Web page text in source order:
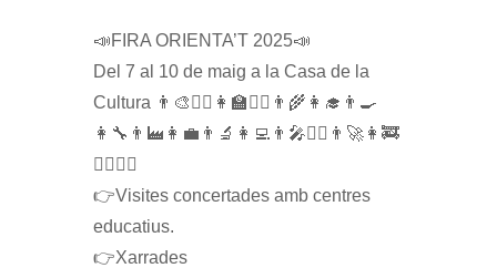
📣FIRA ORIENTA’T 2025📣
Del 7 al 10 de maig a la Casa de la
Cultura 👨‍🎨🤹‍♂️👩‍🏫👩‍⚖👨‍🌾👩‍🎓👨‍🍳
👩‍🔧👨‍🏭👩‍💼👨‍🔬👩‍💻👨‍🎤👩‍✈️👨‍🚀👩‍🚒
👮‍♂️👷‍♀️
👉Visites concertades amb centres
educatius.
👉Xarrades